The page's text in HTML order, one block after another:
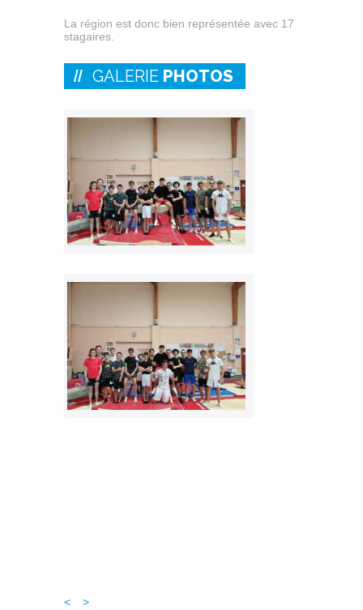
La région est donc bien représentée avec 17
stagaires.
GALERIE PHOTOS
< >